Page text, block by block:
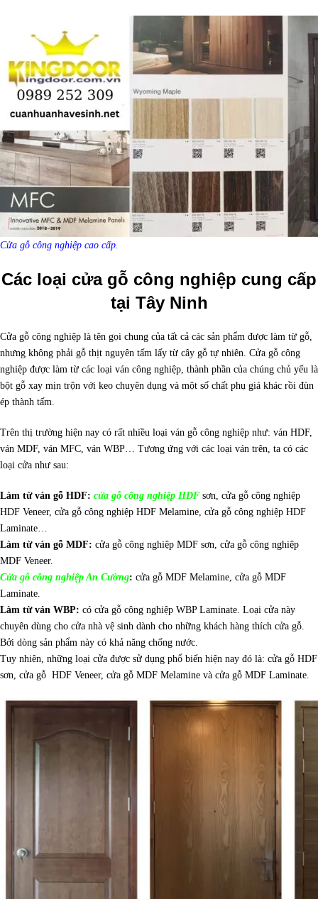
Cửa gỗ công nghiệp cao cấp.
Các loại cửa gỗ công nghiệp cung cấp
tại Tây Ninh
Cửa gỗ công nghiệp là tên gọi chung của tất cả các sản phẩm được làm từ gỗ,
nhưng không phải gỗ thịt nguyên tấm lấy từ cây gỗ tự nhiên. Cửa gỗ công
nghiệp được làm từ các loại ván công nghiệp, thành phần của chúng chủ yếu là
bột gỗ xay mịn trộn với keo chuyên dụng và một số chất phụ giá khác rồi đùn
ép thành tấm.
Trên thị trường hiện nay có rất nhiều loại ván gỗ công nghiệp như: ván HDF,
ván MDF, ván MFC, ván WBP… Tương ứng với các loại ván trên, ta có các
loại cửa như sau:
Làm từ ván gỗ HDF: cửa gỗ công nghiệp HDF sơn, cửa gỗ công nghiệp
HDF Veneer, cửa gỗ công nghiệp HDF Melamine, cửa gỗ công nghiệp HDF
Laminate…
Làm từ ván gỗ MDF: cửa gỗ công nghiệp MDF sơn, cửa gỗ công nghiệp
MDF Veneer.
Cửa gỗ công nghiệp An Cường: cửa gỗ MDF Melamine, cửa gỗ MDF
Laminate.
Làm từ ván WBP: có cửa gỗ công nghiệp WBP Laminate. Loại cửa này
chuyên dùng cho cửa nhà vệ sinh dành cho những khách hàng thích cửa gỗ.
Bởi dòng sản phẩm này có khả năng chống nước.
Tuy nhiên, những loại cửa được sử dụng phổ biến hiện nay đó là: cửa gỗ HDF
sơn, cửa gỗ HDF Veneer, cửa gỗ MDF Melamine và cửa gỗ MDF Laminate.